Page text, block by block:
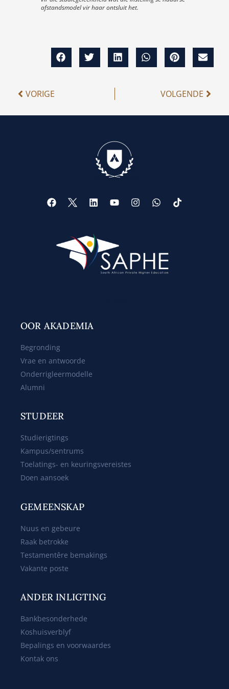
afstandsmodel vir haar ontsluit het.
VORIGE VOLGENDE
OOR AKADEMIA
Begronding
Vrae en antwoorde
Onderrigleermodelle
Alumni
STUDEER
Studierigtings
Kampus/sentrums
Toelatings- en keuringsvereistes
Doen aansoek
GEMEENSKAP
Nuus en gebeure
Raak betrokke
Testamentêre bemakings
Vakante poste
ANDER INLIGTING
Bankbesonderhede
Koshuisverblyf
Bepalings en voorwaardes
Kontak ons